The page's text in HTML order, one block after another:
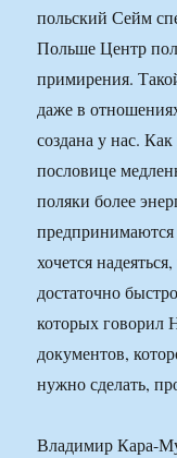
польский Сейм
Польше Центр
примирения.
даже в
создана у нас.
пословице
поляки более
хочется
достаточно
которых говорил
документов,
нужно сделать,
Владимир Кара-